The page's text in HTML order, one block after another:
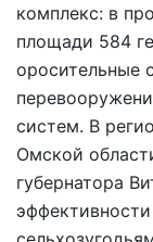
комплекс: в
площади 584
оросительные
систем. В
Омской
губернатора